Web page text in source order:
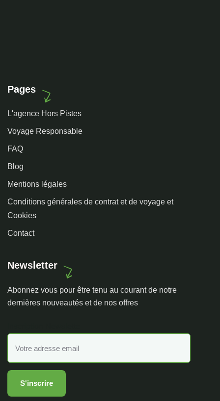
Pages
L'agence Hors Pistes
Voyage Responsable
FAQ
Blog
Mentions légales
Conditions générales de contrat et de voyage et
Cookies
Contact
Newsletter
Abonnez vous pour être tenu au courant de notre
dernières nouveautés et de nos offres